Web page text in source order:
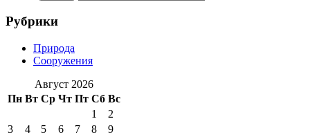
Рубрики
Природа
Сооружения
Август 2026
Пн Вт Ср Чт Пт Сб Вс
1
2
3
4 5 6 7 8
9